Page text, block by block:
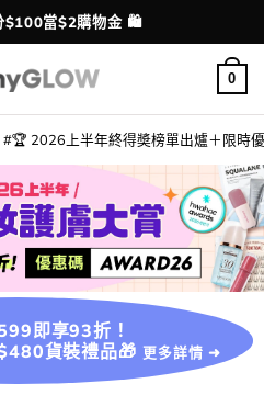
配送港澳
達通、PAYME、信用卡付款
0
🏆 2026上半年終得奬榜單出爐＋限時
即享93折！
貨裝禮品🎁 更多詳情 ➜